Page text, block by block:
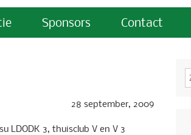
Sponsors Contact
28 september, 2009
LDODK 3, thuisclub V en V 3